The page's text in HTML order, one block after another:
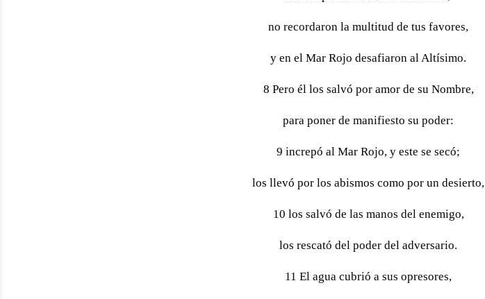
no recordaron la multitud de tus favores,
y en el Mar Rojo desafiaron al Altísimo.
8 Pero él los salvó por amor de su Nombre,
para poner de manifiesto su poder:
9 increpó al Mar Rojo, y este se secó;
los llevó por los abismos como por un desierto,
10 los salvó de las manos del enemigo,
los rescató del poder del adversario.
11 El agua cubrió a sus opresores,